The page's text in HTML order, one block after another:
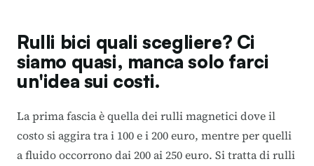
Rulli bici quali scegliere? Ci
siamo quasi, manca solo farci
un'idea sui costi.
La prima fascia è quella dei rulli magnetici dove il
costo si aggira tra i 100 e i 200 euro, mentre per quelli
a fluido occorrono dai 200 ai 250 euro. Si tratta di rulli